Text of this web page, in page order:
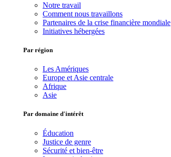
Notre travail
Comment nous travaillons
Partenaires de la crise financière mondiale
Initiatives hébergées
Par région
Les Amériques
Europe et Asie centrale
Afrique
Asie
Par domaine d'intérêt
Éducation
Justice de genre
Sécurité et bien-être